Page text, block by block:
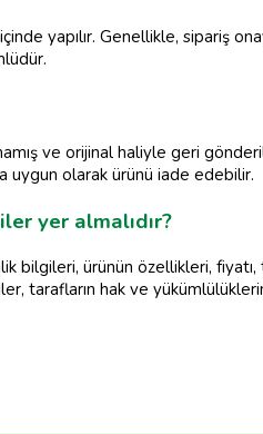
yapılır. Genellikle, sipariş
ve orijinal haliyle geri
uygun olarak ürünü iade edebilir.
yer almalıdır?
bilgileri, ürünün özellikleri,
tarafların hak ve